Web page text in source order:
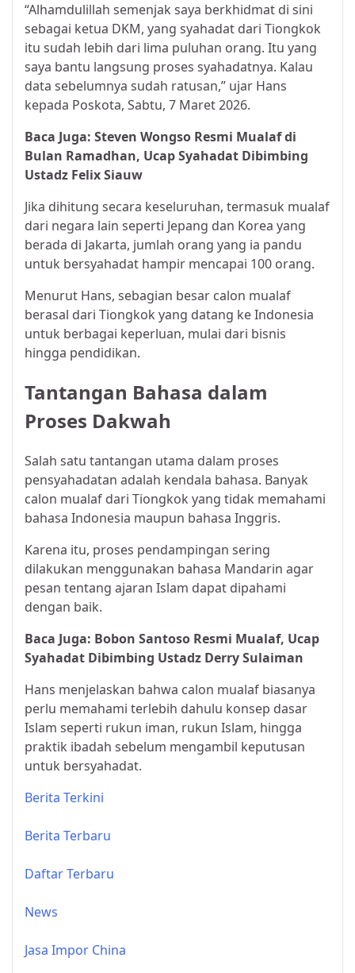
“Alhamdulillah semenjak saya berkhidmat di sini
sebagai ketua DKM, yang syahadat dari Tiongkok
itu sudah lebih dari lima puluhan orang. Itu yang
saya bantu langsung proses syahadatnya. Kalau
data sebelumnya sudah ratusan,” ujar Hans
kepada Poskota, Sabtu, 7 Maret 2026.
Baca Juga: Steven Wongso Resmi Mualaf di
Bulan Ramadhan, Ucap Syahadat Dibimbing
Ustadz Felix Siauw
Jika dihitung secara keseluruhan, termasuk mualaf
dari negara lain seperti Jepang dan Korea yang
berada di Jakarta, jumlah orang yang ia pandu
untuk bersyahadat hampir mencapai 100 orang.
Menurut Hans, sebagian besar calon mualaf
berasal dari Tiongkok yang datang ke Indonesia
untuk berbagai keperluan, mulai dari bisnis
hingga pendidikan.
Tantangan Bahasa dalam
Proses Dakwah
Salah satu tantangan utama dalam proses
pensyahadatan adalah kendala bahasa. Banyak
calon mualaf dari Tiongkok yang tidak memahami
bahasa Indonesia maupun bahasa Inggris.
Karena itu, proses pendampingan sering
dilakukan menggunakan bahasa Mandarin agar
pesan tentang ajaran Islam dapat dipahami
dengan baik.
Baca Juga: Bobon Santoso Resmi Mualaf, Ucap
Syahadat Dibimbing Ustadz Derry Sulaiman
Hans menjelaskan bahwa calon mualaf biasanya
perlu memahami terlebih dahulu konsep dasar
Islam seperti rukun iman, rukun Islam, hingga
praktik ibadah sebelum mengambil keputusan
untuk bersyahadat.
Berita Terkini
Berita Terbaru
Daftar Terbaru
News
Jasa Impor China